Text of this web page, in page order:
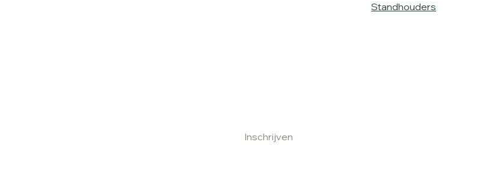
Inschrijven
Standhouders